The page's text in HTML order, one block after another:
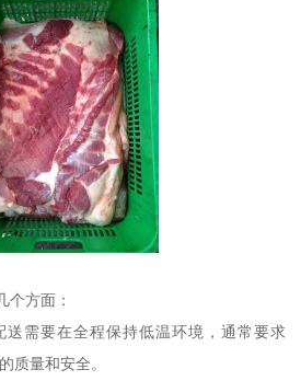
个方面：
送需要在全程保持低温环境，通常要求
质量和安全。